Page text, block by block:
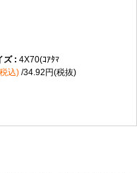
4X70(ｺｱﾀﾏ
込) 34.92円(税抜)